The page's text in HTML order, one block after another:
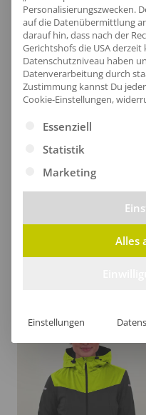
Herren Softshelljacke Cema
Nachhaltig
Ökologische Produkte
recycelte Materialien
Personalisierungszwecken.
auf die Datenübermittlung
darauf hin, dass nach der
Gerichtshofs die USA
Datenschutzniveau haben
Datenverarbeitung durch
Zustimmung kannst Du
Cookie-Einstellungen,
Es folgt eine Liste
Essenziell
Statistik
Marketing
Alles
Einstellungen